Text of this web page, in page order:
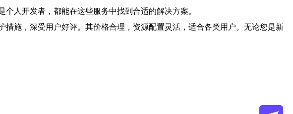
人开发者，都能在这些服务中找到合适的解决方案。
施，深受用户好评。其价格合理，资源配置灵活，适合各类用户。无论您是新